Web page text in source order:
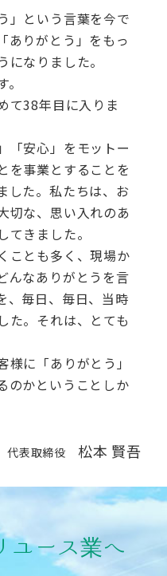
」という言葉を今で
ありがとう」をもっ
なりました。
て38年目に入りま
「安心」をモットー
を事業とすることを
した。私たちは、お
切な、思い入れのあ
きました。
ことも多く、現場か
んなありがとうを言
、毎日、毎日、当時
た。それは、とても
に「ありがとう」
のかということしか
代表取締役 松本 賢吾
ユース業へ